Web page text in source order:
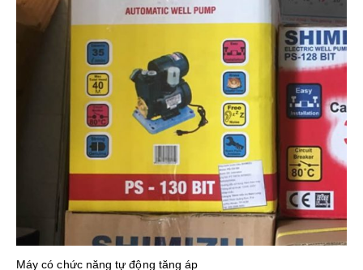
Máy có chức năng tự động tăng áp